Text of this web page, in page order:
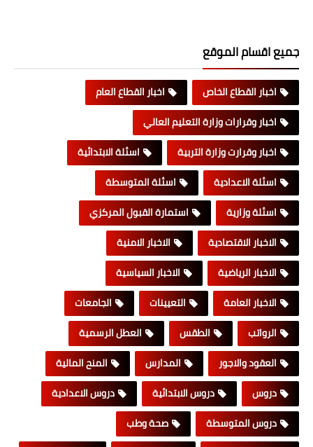
جميع اقسام الموقع
اخبار القطاع الخاص
اخبار القطاع العام
اخبار وقرارات وزارة التعليم العالي
اخبار وقرارت وزارة التربية
اسئلة الابتدائية
اسئلة الاعدادية
اسئلة المتوسطة
اسئلة وزارية
استمارة القبول المركزي
الاخبار الاقتصادية
الاخبار الامنية
الاخبار الرياضية
الاخبار السياسية
الاخبار العامة
التعيينات
الجامعات
الرواتب
الطقس
العطل الرسمية
العقود والاجور
المدارس
المنح المالية
دروس
دروس الابتدائية
دروس الاعدادية
دروس المتوسطة
صحة وطب